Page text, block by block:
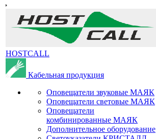
HOSTCALL
Кабельная продукция
Оповещатели звуковые МАЯК
Оповещатели световые МАЯК
Оповещатели
комбинированные МАЯК
Дополнительное оборудование